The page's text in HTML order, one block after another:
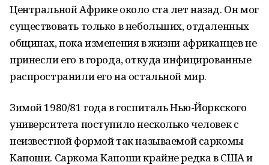
Центральной Африке около ста лет назад. Он мог
существовать только в небольших, отдаленных
общинах, пока изменения в жизни африканцев не
принесли его в города, откуда инфицированные
распространили его на остальной мир.
Зимой 1980/81 года в госпиталь Нью-Йоркского
университета поступило несколько человек с
неизвестной формой так называемой саркомы
Капоши. Саркома Капоши крайне редка в США и